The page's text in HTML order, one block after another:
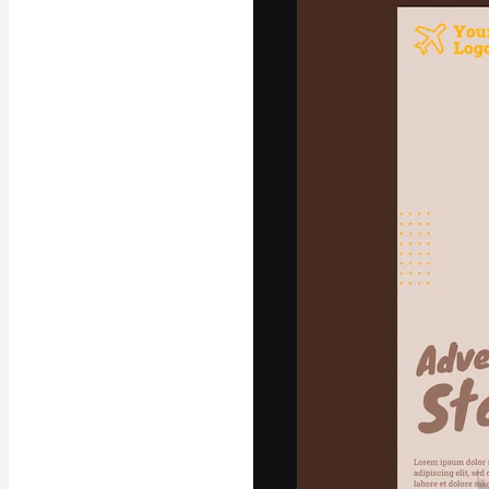
La plateforme
vos meilleurs
d’abonnés :
Copyright ©